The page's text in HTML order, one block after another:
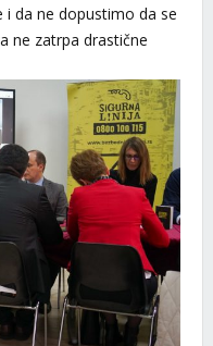
i da ne dopustimo da se
ne zatrpa drastične